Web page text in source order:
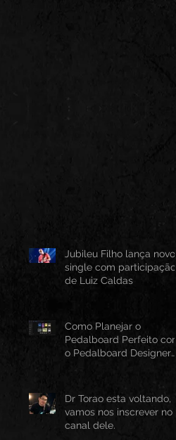
Jubileu Filho lança novo
single com participação
de Luiz Caldas
Como Planejar o
Pedalboard Perfeito com
o Pedalboard Designer
Dr Torao esta voltando,
vamos nos inscrever no
canal dele.